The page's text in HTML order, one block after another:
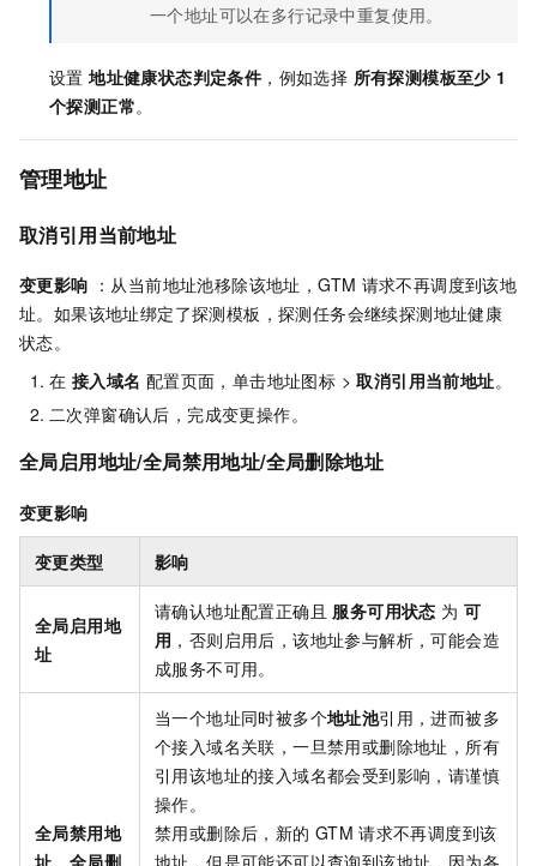
一个地址可以在多行记录中重复使用。
设置地址健康状态判定条件 ，例如选择 所有探测模板至少 1
个探测正常。
管理地址
取消引用当前地址
变更影响 ：从当前地址池移除该地址，GTM 请求不再调度到该地
址。如果该地址绑定了探测模板，探测任务会继续探测地址健康
状态。
在 接入域名 配置页面，单击地址图标 >取消引用当前地址。
二次弹窗确认后，完成变更操作。
全局启用地址/全局禁用地址/全局删除地址
变更影响
变更类型 影响
全局启用地
址
请确认地址配置正确且 服务可用状态 为可
用 ，否则启用后，该地址参与解析，可能会造
成服务不可用。
全局禁用地
址
全局删
当一个地址同时被多个地址池引用，进而被多
个接入域名关联，一旦禁用或删除地址，所有
引用该地址的接入域名都会受到影响，请谨慎
操作。
禁用或删除后，新的 GTM 请求不再调度到该
地址，但是可能还可以查询到该地址。因为各